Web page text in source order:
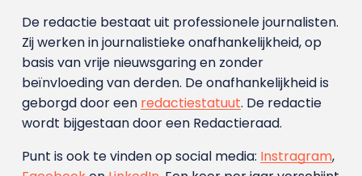
De redactie bestaat uit professionele journalisten.
Zij werken in journalistieke onafhankelijkheid, op
basis van vrije nieuwsgaring en zonder
beïnvloeding van derden. De onafhankelijkheid is
geborgd door een redactiestatuut. De redactie
wordt bijgestaan door een Redactieraad.
Punt is ook te vinden op social media: Instragram,